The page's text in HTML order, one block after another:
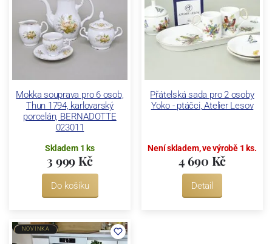
Mokka souprava pro 6 osob,
Thun 1794, karlovarský
porcelán, BERNADOTTE
023011
Skladem 1 ks
3 999 Kč
Do košíku
Přátelská sada pro 2 osoby
Yoko - ptáčci, Atelier Lesov
Není skladem, ve výrobě 1 ks.
4 690 Kč
Detail
NOVINKA